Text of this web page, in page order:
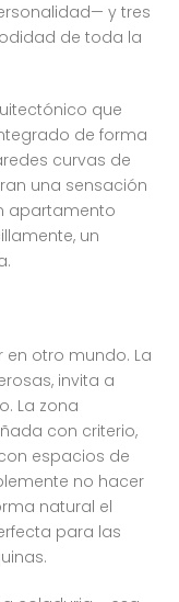
y tres
de toda la
que
de forma
curvas de
una sensación
apartamento
un
en otro mundo. La
invita a
La zona
con criterio,
espacios de
no hacer
natural el
para las